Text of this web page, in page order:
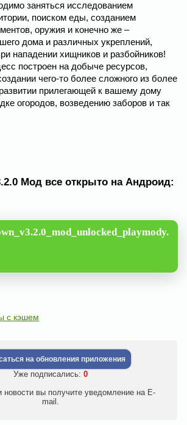
заняться исследованием
поиском еды, созданием
оружия и конечно же –
дома и различных укреплений,
нападении хищников и разбойников!
построен на добыче ресурсов,
чего-то более сложного из более
прилегающей к вашему дому
огородов, возведению заборов и так
Мод все открыто на Андроид:
с кэшем
на обновления приложения
Уже подписались: 0
новости вы получите уведомление на E-
mail.